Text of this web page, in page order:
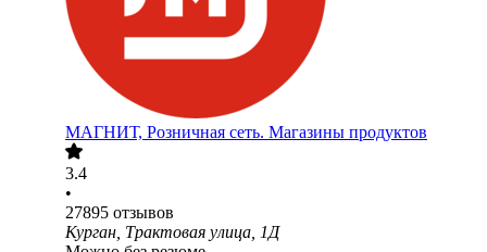
МАГНИТ, Розничная сеть. Магазины продуктов
3.4
•
27895 отзывов
Курган, Трактовая улица, 1Д